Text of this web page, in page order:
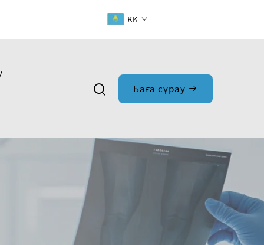
KK
Баға сұрау